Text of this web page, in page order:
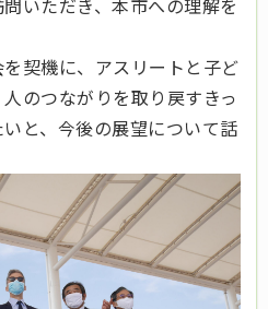
契機に、アスリートと子ど
のつながりを取り戻すきっ
と、今後の展望について話